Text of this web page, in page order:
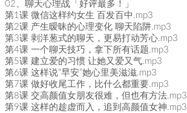
02、聊天心理战「好评最多！」
第1课 微信这样约女生 百发百中.mp3
第2课 产生暧昧的心理变化 聊天陷阱.mp3
第3课 剥洋葱式的聊天，更易打动芳心.mp3
第4课 一个聊天技巧，拿下所有话题.mp3
第5课 建立爱的习惯 让她又爱又气.mp3
第6课 这样说“早安”她心里美滋滋.mp3
第7课 做好收尾工作，比什么都重要.mp3
第8课 交高颜值女朋友很难，但也有方法.mp3
第9课 这样的趁虚而入，追到高颜值女神.mp3